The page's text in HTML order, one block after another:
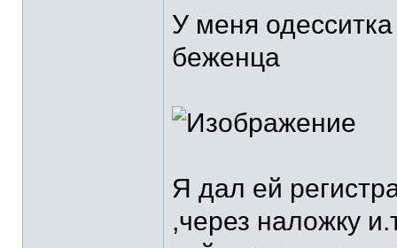
У меня
беженца
Я дал ей
,через наложку